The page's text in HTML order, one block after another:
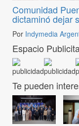
Comunidad
dictaminó dejar
Por Indymedia
Espacio
Te pueden